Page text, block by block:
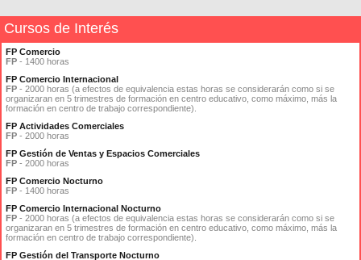
Cursos de Interés
FP Comercio
FP - 1400 horas
FP Comercio Internacional
FP - 2000 horas (a efectos de equivalencia estas horas se considerarán como si se
organizaran en 5 trimestres de formación en centro educativo, como máximo, más la
formación en centro de trabajo correspondiente).
FP Actividades Comerciales
FP - 2000 horas
FP Gestión de Ventas y Espacios Comerciales
FP - 2000 horas
FP Comercio Nocturno
FP - 1400 horas
FP Comercio Internacional Nocturno
FP - 2000 horas (a efectos de equivalencia estas horas se considerarán como si se
organizaran en 5 trimestres de formación en centro educativo, como máximo, más la
formación en centro de trabajo correspondiente).
FP Gestión del Transporte Nocturno